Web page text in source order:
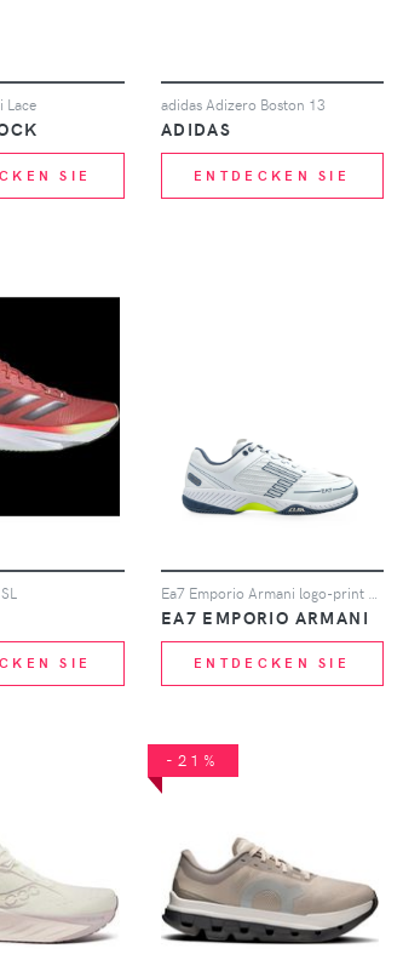
Lace
SIE
adidas Adizero Boston 13
ADIDAS
ENTDECKEN SIE
SIE
EA7 EMPORIO ARMANI
ENTDECKEN SIE
-21%